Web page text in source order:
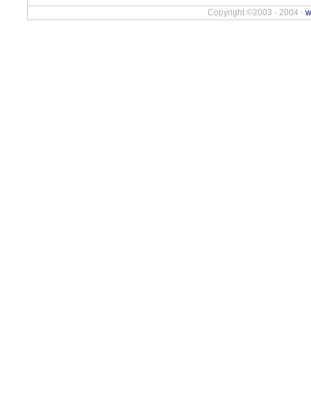
Copyright ©2003 - 2004 ·